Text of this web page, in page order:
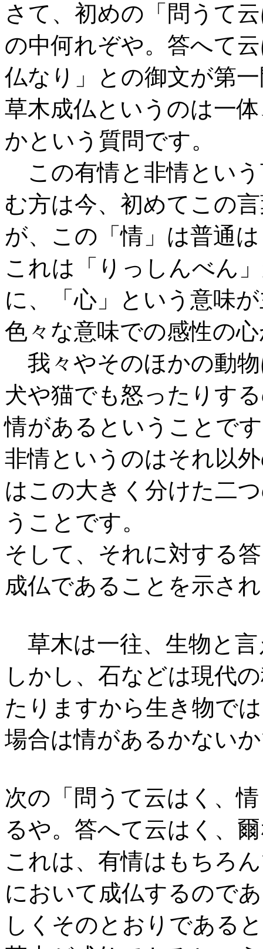
さて、初めの「問うて
の中何れぞや。答へて
仏なり」との御文が第
草木成仏というのは一
かという質問です。
この有情と非情とい
む方は今、初めてこの
が、この「情」は普通
これは「りっしんべん
に、「心」という意味
色々な意味での感性の
我々やそのほかの動
犬や猫でも怒ったりす
情があるということで
非情というのはそれ以
はこの大きく分けた二
うことです。
そして、それに対する
成仏であることを示さ
草木は一往、生物と言
しかし、石などは現代
たりますから生き物で
場合は情があるかない
次の「問うて云はく、
るや。答へて云はく、
これは、有情はもちろ
において成仏するので
しくそのとおりである